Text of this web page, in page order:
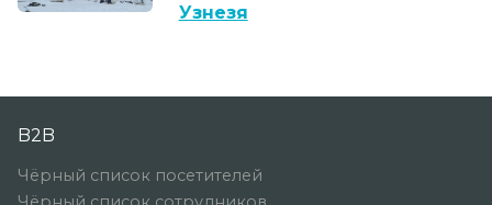
Узнезя
B2B
Чёрный список посетителей